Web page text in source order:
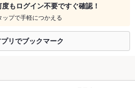
もログイン不要ですぐ確認！
ップで手軽につかえる
リでブックマーク